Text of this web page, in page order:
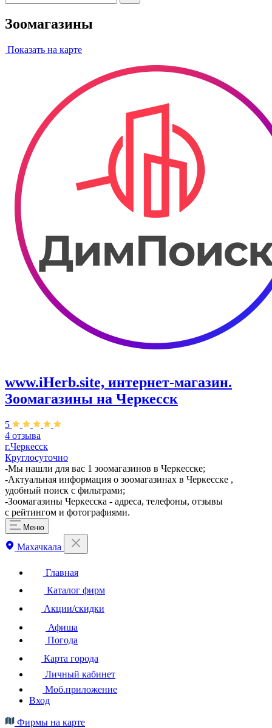
Зоомагазины
Показать на карте
www.iHerb.site, интернет-магазин.
Зоомагазины на Черкесск
5
4 отзыва
г.Черкесск
Круглосуточно
-Мы нашли для вас 1 зоомагазинов в Черкесске;
-Актуальная информация о зоомагазинах в Черкесске ,
удобный поиск с фильтрами;
-Зоомагазины Черкесска - адреса, телефоны, отзывы
с рейтингом и фотографиями.
Меню
Махачкала
Главная
Каталог фирм
Акции/скидки
Афиша
Погода
Карта города
Личный кабинет
Моб.приложение
Вход
Фирмы на карте